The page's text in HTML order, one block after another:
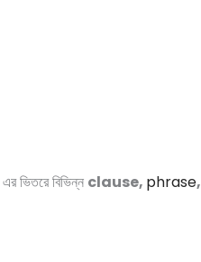
এর ভিতরে বিভিন্ন clause, phrase,